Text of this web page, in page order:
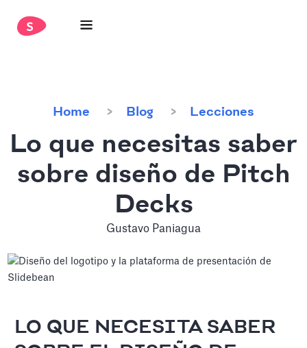
Home Blog Lecciones
Lo que necesitas saber
sobre diseño de Pitch
Decks
Gustavo Paniagua
LO QUE NECESITA SABER